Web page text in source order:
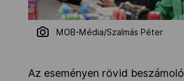
MOB-Média/Szalmás Péter
Az eseményen rövid beszámoló